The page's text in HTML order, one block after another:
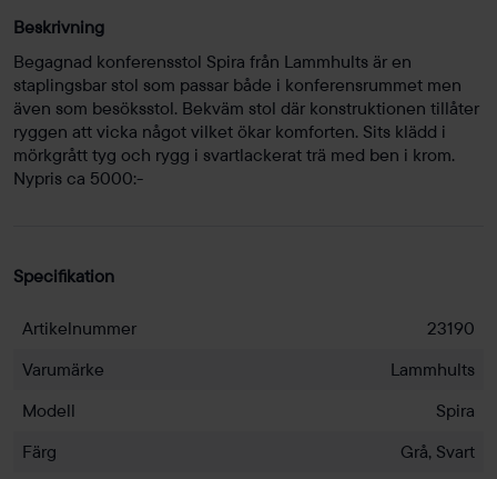
Beskrivning
Begagnad konferensstol Spira från Lammhults är en
staplingsbar stol som passar både i konferensrummet men
även som besöksstol. Bekväm stol där konstruktionen tillåter
ryggen att vicka något vilket ökar komforten. Sits klädd i
mörkgrått tyg och rygg i svartlackerat trä med ben i krom.
Nypris ca 5000:-
Specifikation
Artikelnummer
23190
Varumärke
Lammhults
Modell
Spira
Färg
Grå, Svart